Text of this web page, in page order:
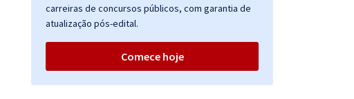
carreiras de concursos públicos, com garantia de
atualização pós-edital.
Comece hoje